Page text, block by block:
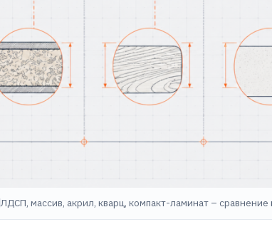
ЛДСП, массив, акрил, кварц, компакт-ламинат – сравнение